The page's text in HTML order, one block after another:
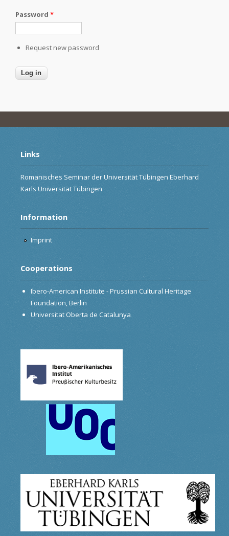
Password *
Request new password
Links
Romanisches Seminar der Universität Tübingen Eberhard
Karls Universität Tübingen
Information
Imprint
Cooperations
Ibero-American Institute - Prussian Cultural Heritage
Foundation, Berlin
Universitat Oberta de Catalunya